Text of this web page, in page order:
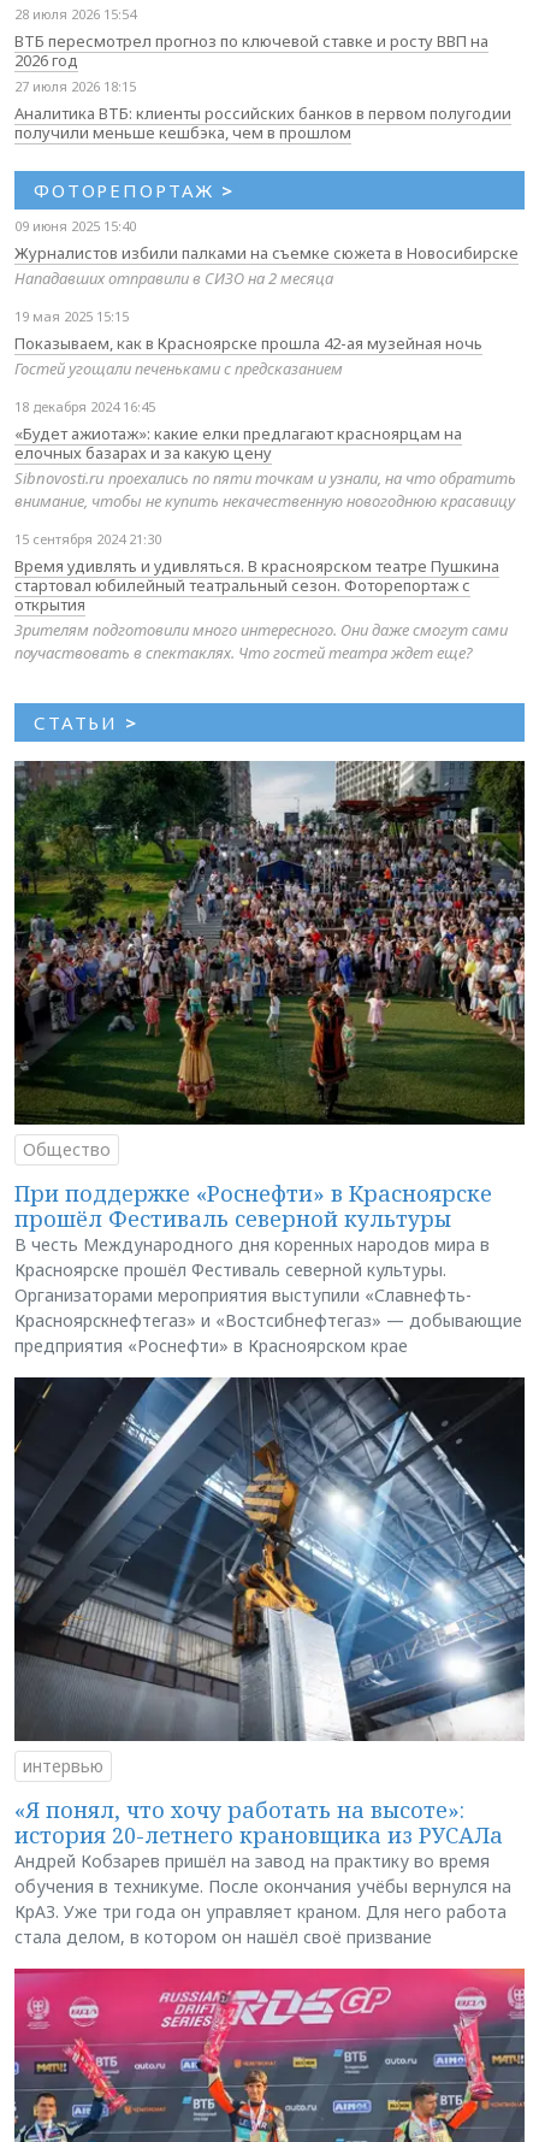
28 июля 2026 15:54
ВТБ пересмотрел прогноз по ключевой ставке и росту ВВП на
2026 год
27 июля 2026 18:15
Аналитика ВТБ: клиенты российских банков в первом полугодии
получили меньше кешбэка, чем в прошлом
ФОТОРЕПОРТАЖ >
09 июня 2025 15:40
Журналистов избили палками на съемке сюжета в Новосибирске
Нападавших отправили в СИЗО на 2 месяца
19 мая 2025 15:15
Показываем, как в Красноярске прошла 42-ая музейная ночь
Гостей угощали печеньками с предсказанием
18 декабря 2024 16:45
«Будет ажиотаж»: какие елки предлагают красноярцам на
елочных базарах и за какую цену
Sibnovosti.ru проехались по пяти точкам и узнали, на что обратить
внимание, чтобы не купить некачественную новогоднюю красавицу
15 сентября 2024 21:30
Время удивлять и удивляться. В красноярском театре Пушкина
стартовал юбилейный театральный сезон. Фоторепортаж с
открытия
Зрителям подготовили много интересного. Они даже смогут сами
поучаствовать в спектаклях. Что гостей театра ждет еще?
СТАТЬИ >
Общество
При поддержке «Роснефти» в Красноярске
прошёл Фестиваль северной культуры
В честь Международного дня коренных народов мира в
Красноярске прошёл Фестиваль северной культуры.
Организаторами мероприятия выступили «Славнефть-
Красноярскнефтегаз» и «Востсибнефтегаз» — добывающие
предприятия «Роснефти» в Красноярском крае
интервью
«Я понял, что хочу работать на высоте»:
история 20-летнего крановщика из РУСАЛа
Андрей Кобзарев пришёл на завод на практику во время
обучения в техникуме. После окончания учёбы вернулся на
КрАЗ. Уже три года он управляет краном. Для него работа
стала делом, в котором он нашёл своё призвание